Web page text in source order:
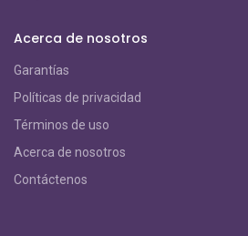
Acerca de nosotros
Garantías
Políticas de privacidad
Términos de uso
Acerca de nosotros
Contáctenos